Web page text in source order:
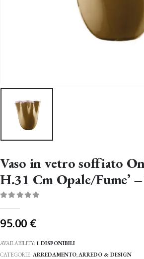
Vaso in vetro soffiato
H.31 Cm Opale/Fume’
95.00 €
AVAILABILITY: 1 DISPONIBILI
CATEGORIE: ARREDAMENTO,ARREDO & DESIGN